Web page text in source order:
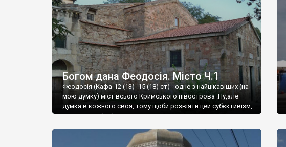
Богом дана Феодосія. Місто Ч.1
Феодосія (Кафа-12 (13) -15 (18) ст) - одне з найцікавіших (на
мою думку) міст всього Кримського півострова .Ну,але
думка в кожного своя, тому щоби розвіяти цей субєктивізм,
запрошую відвідати це